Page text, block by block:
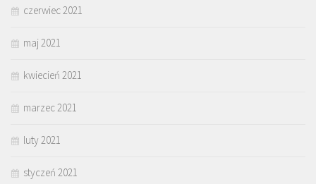
czerwiec 2021
maj 2021
kwiecień 2021
marzec 2021
luty 2021
styczeń 2021